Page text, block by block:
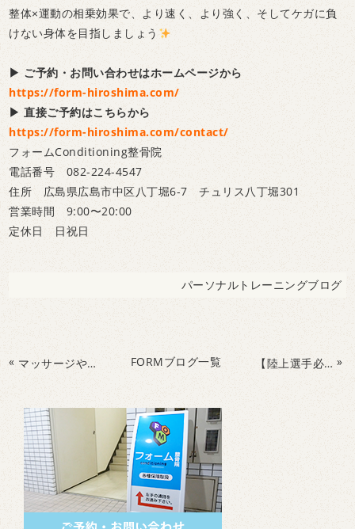
整体×運動の相乗効果で、より速く、より強く、そしてケガに負
けない身体を目指しましょう
▶ ご予約・お問い合わせはホームページから
https://form-hiroshima.com/
▶ 直接ご予約はこちらから
https://form-hiroshima.com/contact/
フォームConditioning整骨院
電話番号 082-224-4547
住所 広島県広島市中区八丁堀6-7 チュリス八丁堀301
営業時間 9:00〜20:00
定休日 日祝日
パーソナルトレーニングブログ
« マッサージや普通のジムで満足していませんか？整骨院が提供する「大人のためのパーソナルトレーニング」とは FORMブログ一覧 【陸上選手必見】シンスプリントは「走りすぎ」だけが原因ではない？繰り返す本当の理由と改善方法 »